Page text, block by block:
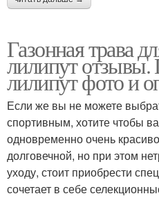
Газонная трава
лилипут отзывы.
лилипут фото и
Если же вы не можете
спортивным, хотите чтобы
одновременно очень
долговечной, но при этом
уходу, стоит приобрести
сочетает в себе